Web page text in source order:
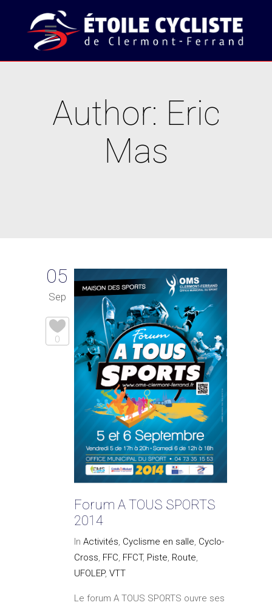
Author: Eric
Mas
05
Sep
0
Forum A TOUS SPORTS
2014
In Activités, Cyclisme en salle, Cyclo-
Cross, FFC, FFCT, Piste, Route,
UFOLEP, VTT
Le forum A TOUS SPORTS ouvre ses